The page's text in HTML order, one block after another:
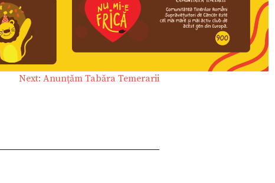
Next: Anunțăm Tabăra Temerarii